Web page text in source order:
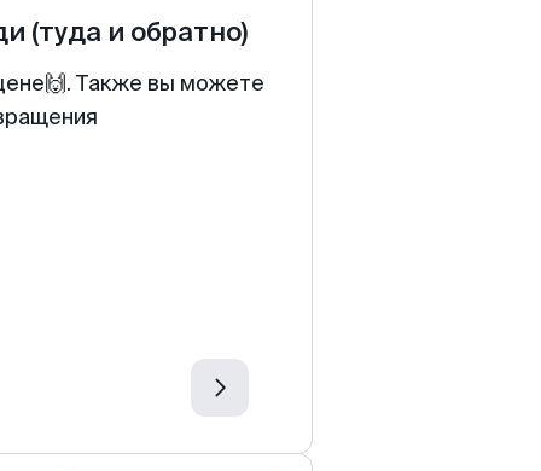
(туда и обратно)
Также вы можете